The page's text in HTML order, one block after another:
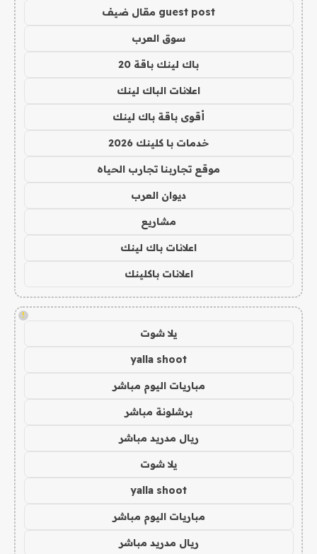
guest post مقال ضيف
سوق العرب
باك لينك باقة 20
اعلانات الباك لينك
أقوى باقة باك لينك
خدمات با كلينك 2026
موقع تجاربنا تجارب الحياه
ديوان العرب
مشاريع
اعلانات باك لينك
اعلانات باكلينك
!
يلا شوت
yalla shoot
مباريات اليوم مباشر
برشلونة مباشر
ريال مدريد مباشر
يلا شوت
yalla shoot
مباريات اليوم مباشر
ريال مدريد مباشر